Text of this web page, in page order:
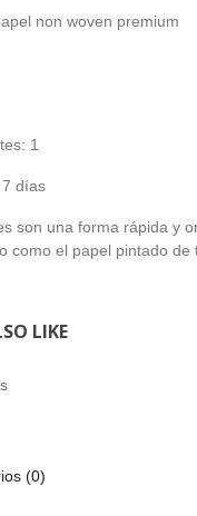
non woven premium
1
días
son una forma rápida y
como el papel pintado
LIKE
(0)